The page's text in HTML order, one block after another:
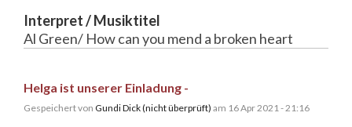
Interpret / Musiktitel
Al Green/ How can you mend a broken heart
Helga ist unserer Einladung -
Gespeichert von Gundi Dick (nicht überprüft) am 16 Apr 2021 - 21:16